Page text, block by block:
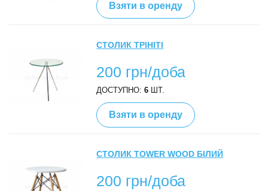
Взяти в оренду
СТОЛИК ТРІНІТІ
200 грн/доба
ДОСТУПНО:6 ШТ.
Взяти в оренду
СТОЛИК TOWER WOOD БІЛИЙ
200 грн/доба